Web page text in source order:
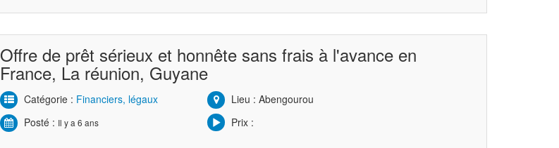
Offre de prêt sérieux et honnête sans frais à l'avance en
France, La réunion, Guyane
Catégorie : Financiers, légaux
Lieu : Abengourou
Posté : Il y a 6 ans Prix :